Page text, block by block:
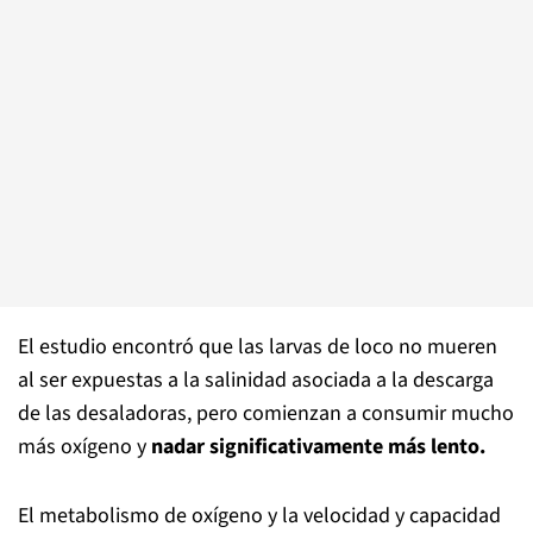
El estudio encontró que las larvas de loco no mueren
al ser expuestas a la salinidad asociada a la descarga
de las desaladoras, pero comienzan a consumir mucho
más oxígeno y nadar significativamente más lento.
El metabolismo de oxígeno y la velocidad y capacidad